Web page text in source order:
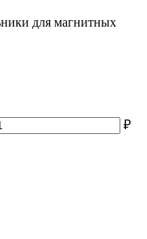
для магнитных
₽